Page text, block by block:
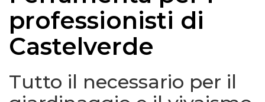
professionisti di
Castelverde
Tutto il necessario per il